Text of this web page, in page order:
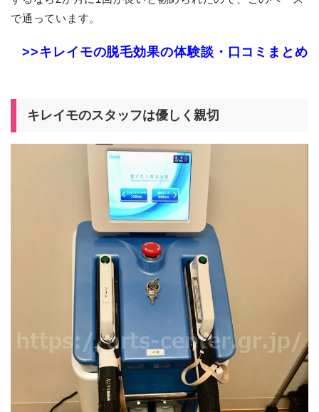
で通っています。
>>キレイモの脱毛効果の体験談・口コミまとめ
キレイモのスタッフは優しく親切